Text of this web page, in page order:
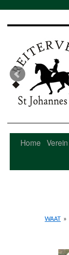
Zum
Home Verein
WAAT »